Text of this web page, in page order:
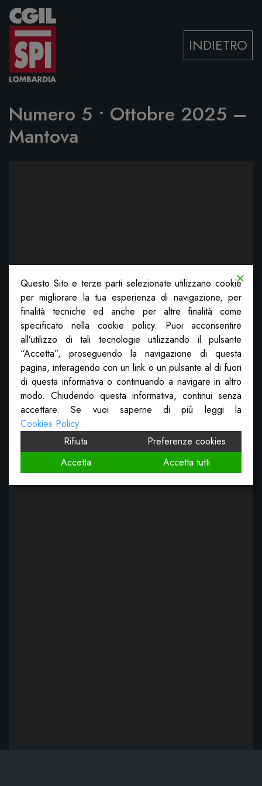
Vai al contenuto
INDIETRO
Numero 5 • Ottobre 2025 –
Mantova
Questo Sito e terze parti selezionate utilizzano cookie
per migliorare la tua esperienza di navigazione, per
finalità tecniche ed anche per altre finalità come
specificato nella cookie policy. Puoi acconsentire
all’utilizzo di tali tecnologie utilizzando il pulsante
“Accetta”, proseguendo la navigazione di questa
pagina, interagendo con un link o un pulsante al di fuori
di questa informativa o continuando a navigare in altro
modo. Chiudendo questa informativa, continui senza
accettare. Se vuoi saperne di più leggi la
Cookies Policy
Rifiuta
Preferenze cookies
Accetta
Accetta tutti